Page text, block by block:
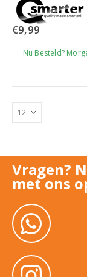
kan
de
€9,99
Nu Besteld?
Vragen?
met ons